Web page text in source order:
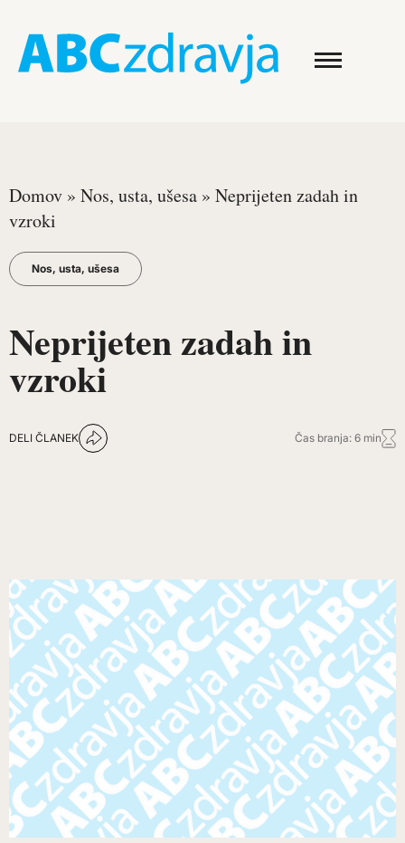
Domov » Nos, usta, ušesa » Neprijeten zadah in
vzroki
Nos, usta, ušesa
Neprijeten zadah in
vzroki
DELI ČLANEK Čas branja: 6 min